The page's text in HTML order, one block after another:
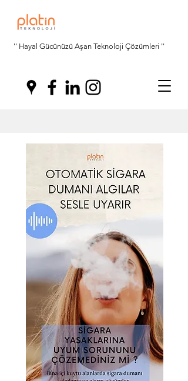
'' Hayal Gücünüzü Aşan Teknoloji Çözümleri ''